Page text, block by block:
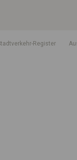
Stadtverkehr-Register